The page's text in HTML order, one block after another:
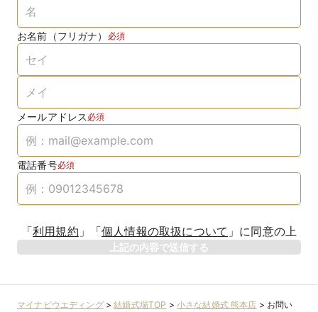
お名前（フリガナ） 必須
メールアドレス 必須
電話番号必須
「利用規約 」 「個人情報の取扱について 」 に同意の上
上記の内容で送信する
マイナビウエディング>結婚式場TOP > 小さな結婚式 熊本店 > お問い